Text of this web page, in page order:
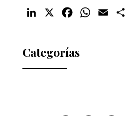
LinkedIn FacebookWhatsApp
Email
Categorías